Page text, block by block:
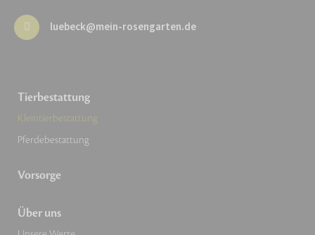
luebeck@mein-rosengarten.de
Tierbestattung
Kleintierbestattung
Pferdebestattung
Vorsorge
Über uns